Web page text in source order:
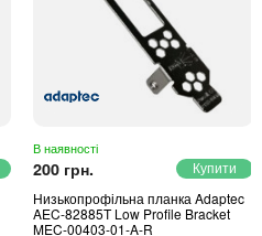
В наявності
200 грн.
Низькопрофільна планка Adaptec
AEC-82885T Low Profile Bracket
MEC-00403-01-A-R